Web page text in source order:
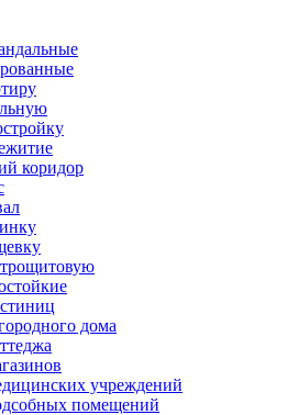
коридор
дома
учреждений
помещений